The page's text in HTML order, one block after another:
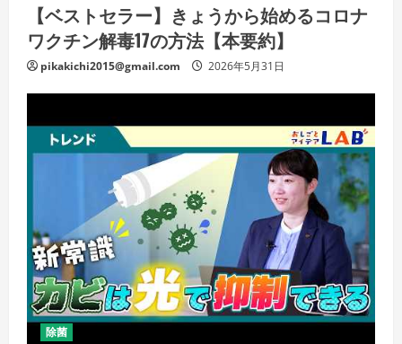
【ベストセラー】きょうから始めるコロナ
ワクチン解毒17の方法【本要約】
pikakichi2015@gmail.com 2026年5月31日
除菌